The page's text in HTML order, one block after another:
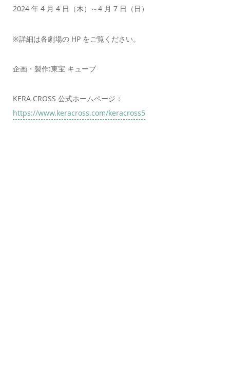
2024 年 4 月 4 日（木）～4 月 7 日（日）
※詳細は各劇場の HP をご覧ください。
企画・製作:東宝 キューブ
KERA CROSS 公式ホームページ：
https://www.keracross.com/keracross5